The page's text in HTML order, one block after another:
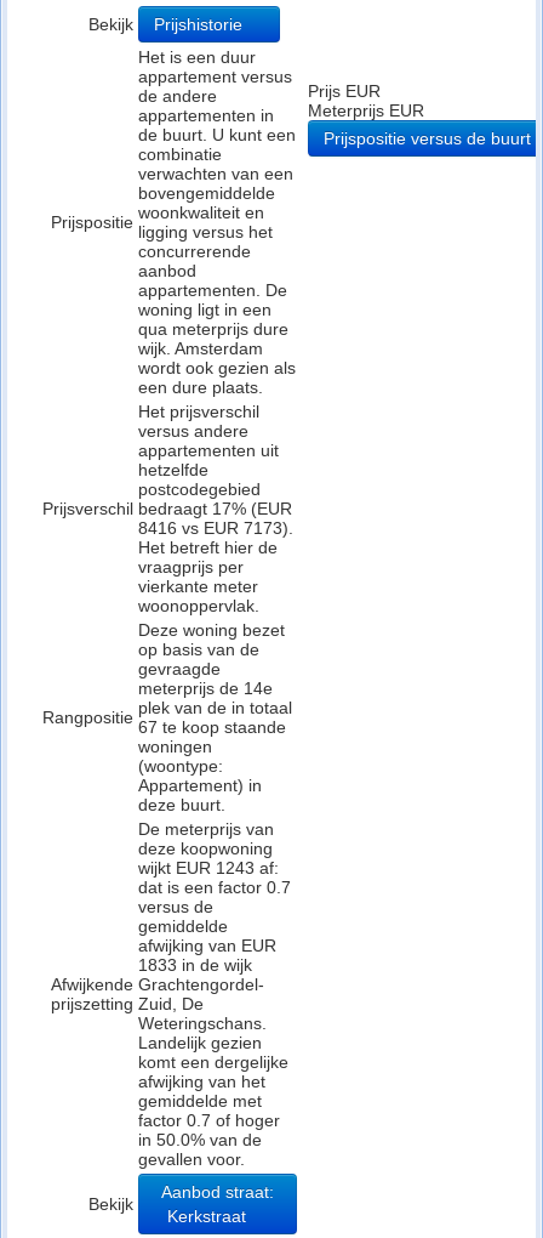
Bekijk Prijshistorie
Prijspositie
Het is een duur
appartement versus
de andere
appartementen in
de buurt. U kunt een
combinatie
verwachten van een
bovengemiddelde
woonkwaliteit en
ligging versus het
concurrerende
aanbod
appartementen. De
woning ligt in een
qua meterprijs dure
wijk. Amsterdam
wordt ook gezien als
een dure plaats.
Prijsverschil
Het prijsverschil
versus andere
appartementen uit
hetzelfde
postcodegebied
bedraagt 17% (EUR
8416 vs EUR 7173).
Het betreft hier de
vraagprijs per
vierkante meter
woonoppervlak.
Rangpositie
Deze woning bezet
op basis van de
gevraagde
meterprijs de 14e
plek van de in totaal
67 te koop staande
woningen
(woontype:
Appartement) in
deze buurt.
Afwijkende
prijszetting
De meterprijs van
deze koopwoning
wijkt EUR 1243 af:
dat is een factor 0.7
versus de
gemiddelde
afwijking van EUR
1833 in de wijk
Grachtengordel-
Zuid, De
Weteringschans.
Landelijk gezien
komt een dergelijke
afwijking van het
gemiddelde met
factor 0.7 of hoger
in 50.0% van de
gevallen voor.
Bekijk
Aanbod straat:
Kerkstraat
Prijs EUR
Meterprijs EUR
Prijspositie versus de buurt